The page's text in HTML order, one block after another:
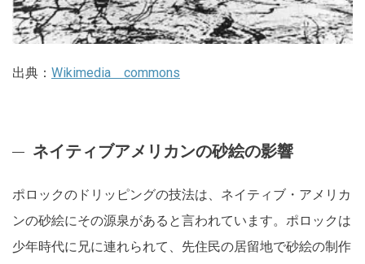
出典： Wikimedia commons
ネイティブアメリカンの砂絵の影響
ポロックのドリッピングの技法は、ネイティブ・アメリカ
ンの砂絵にその源泉があると言われています。ポロックは
少年時代に兄に連れられて、先住民の居留地で砂絵の制作